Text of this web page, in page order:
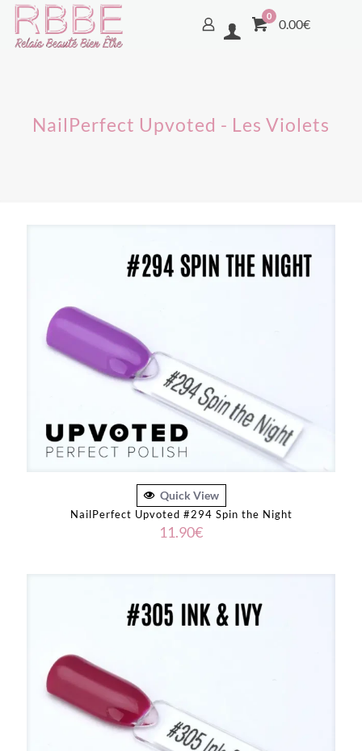
0
0.00€
NailPerfect Upvoted - Les Violets
Quick View
NailPerfect Upvoted #294 Spin the Night
11.90€